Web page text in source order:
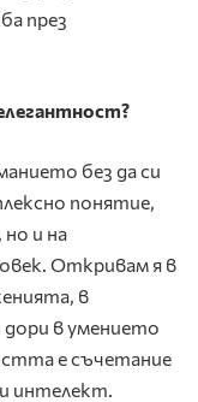
през
без да си
понятие,
но и на
Откривам я в
в
в умението
е съчетание
интелект.